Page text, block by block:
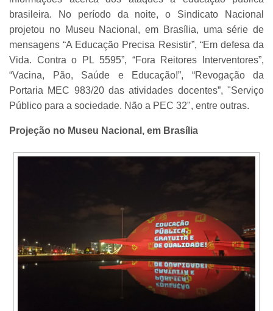
brasileira. No período da noite, o Sindicato Nacional
projetou no Museu Nacional, em Brasília, uma série de
mensagens “A Educação Precisa Resistir”, “Em defesa da
Vida. Contra o PL 5595”, “Fora Reitores Interventores”,
“Vacina, Pão, Saúde e Educação!”, “Revogação da
Portaria MEC 983/20 das atividades docentes”, "Serviço
Público para a sociedade. Não a PEC 32", entre outras.
Projeção no Museu Nacional, em Brasília